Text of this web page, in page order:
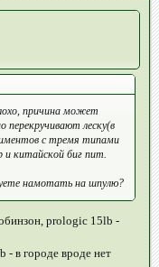
причина может
леску(в
с тремя типами
китайской биг пит.
намотать на шпулю?
prologic 15lb -
- в городе вроде нет